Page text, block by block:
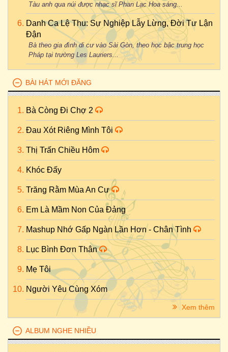
Tàu anh qua núi được nhạc sĩ Phan Lạc Hoa sáng...
Danh Ca Lệ Thu: Sự Nghiệp Lẫy Lừng, Đời Tư Lận
Đận
Bà theo gia đình di cư vào Sài Gòn, theo học bậc trung học
Pháp tại trường Les Lauriers...
BÀI HÁT MỚI ĐĂNG
Bà Còng Đi Chợ 2
Đau Xót Riêng Mình Tôi
Thị Trấn Chiều Hôm
Khóc Đấy
Trăng Rằm Mùa An Cư
Em Là Mầm Non Của Đảng
Mashup Nhớ Gấp Ngàn Lần Hơn - Chân Tình
Lục Bình Đơn Thân
Mẹ Tôi
Người Yêu Cùng Xóm
Xem thêm
ALBUM NGHE NHIỀU